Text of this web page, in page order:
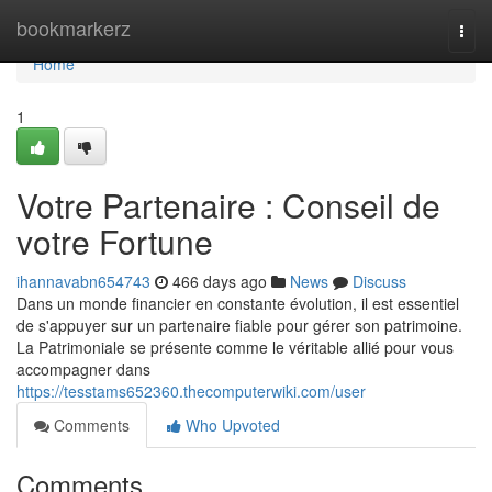
bookmarkerz
Home
Home
1
Votre Partenaire : Conseil de
votre Fortune
ihannavabn654743 466 days ago News
Discuss
Dans un monde financier en constante évolution, il est essentiel
de s'appuyer sur un partenaire fiable pour gérer son patrimoine.
La Patrimoniale se présente comme le véritable allié pour vous
accompagner dans
https://tesstams652360.thecomputerwiki.com/user
Comments
Who Upvoted
Comments